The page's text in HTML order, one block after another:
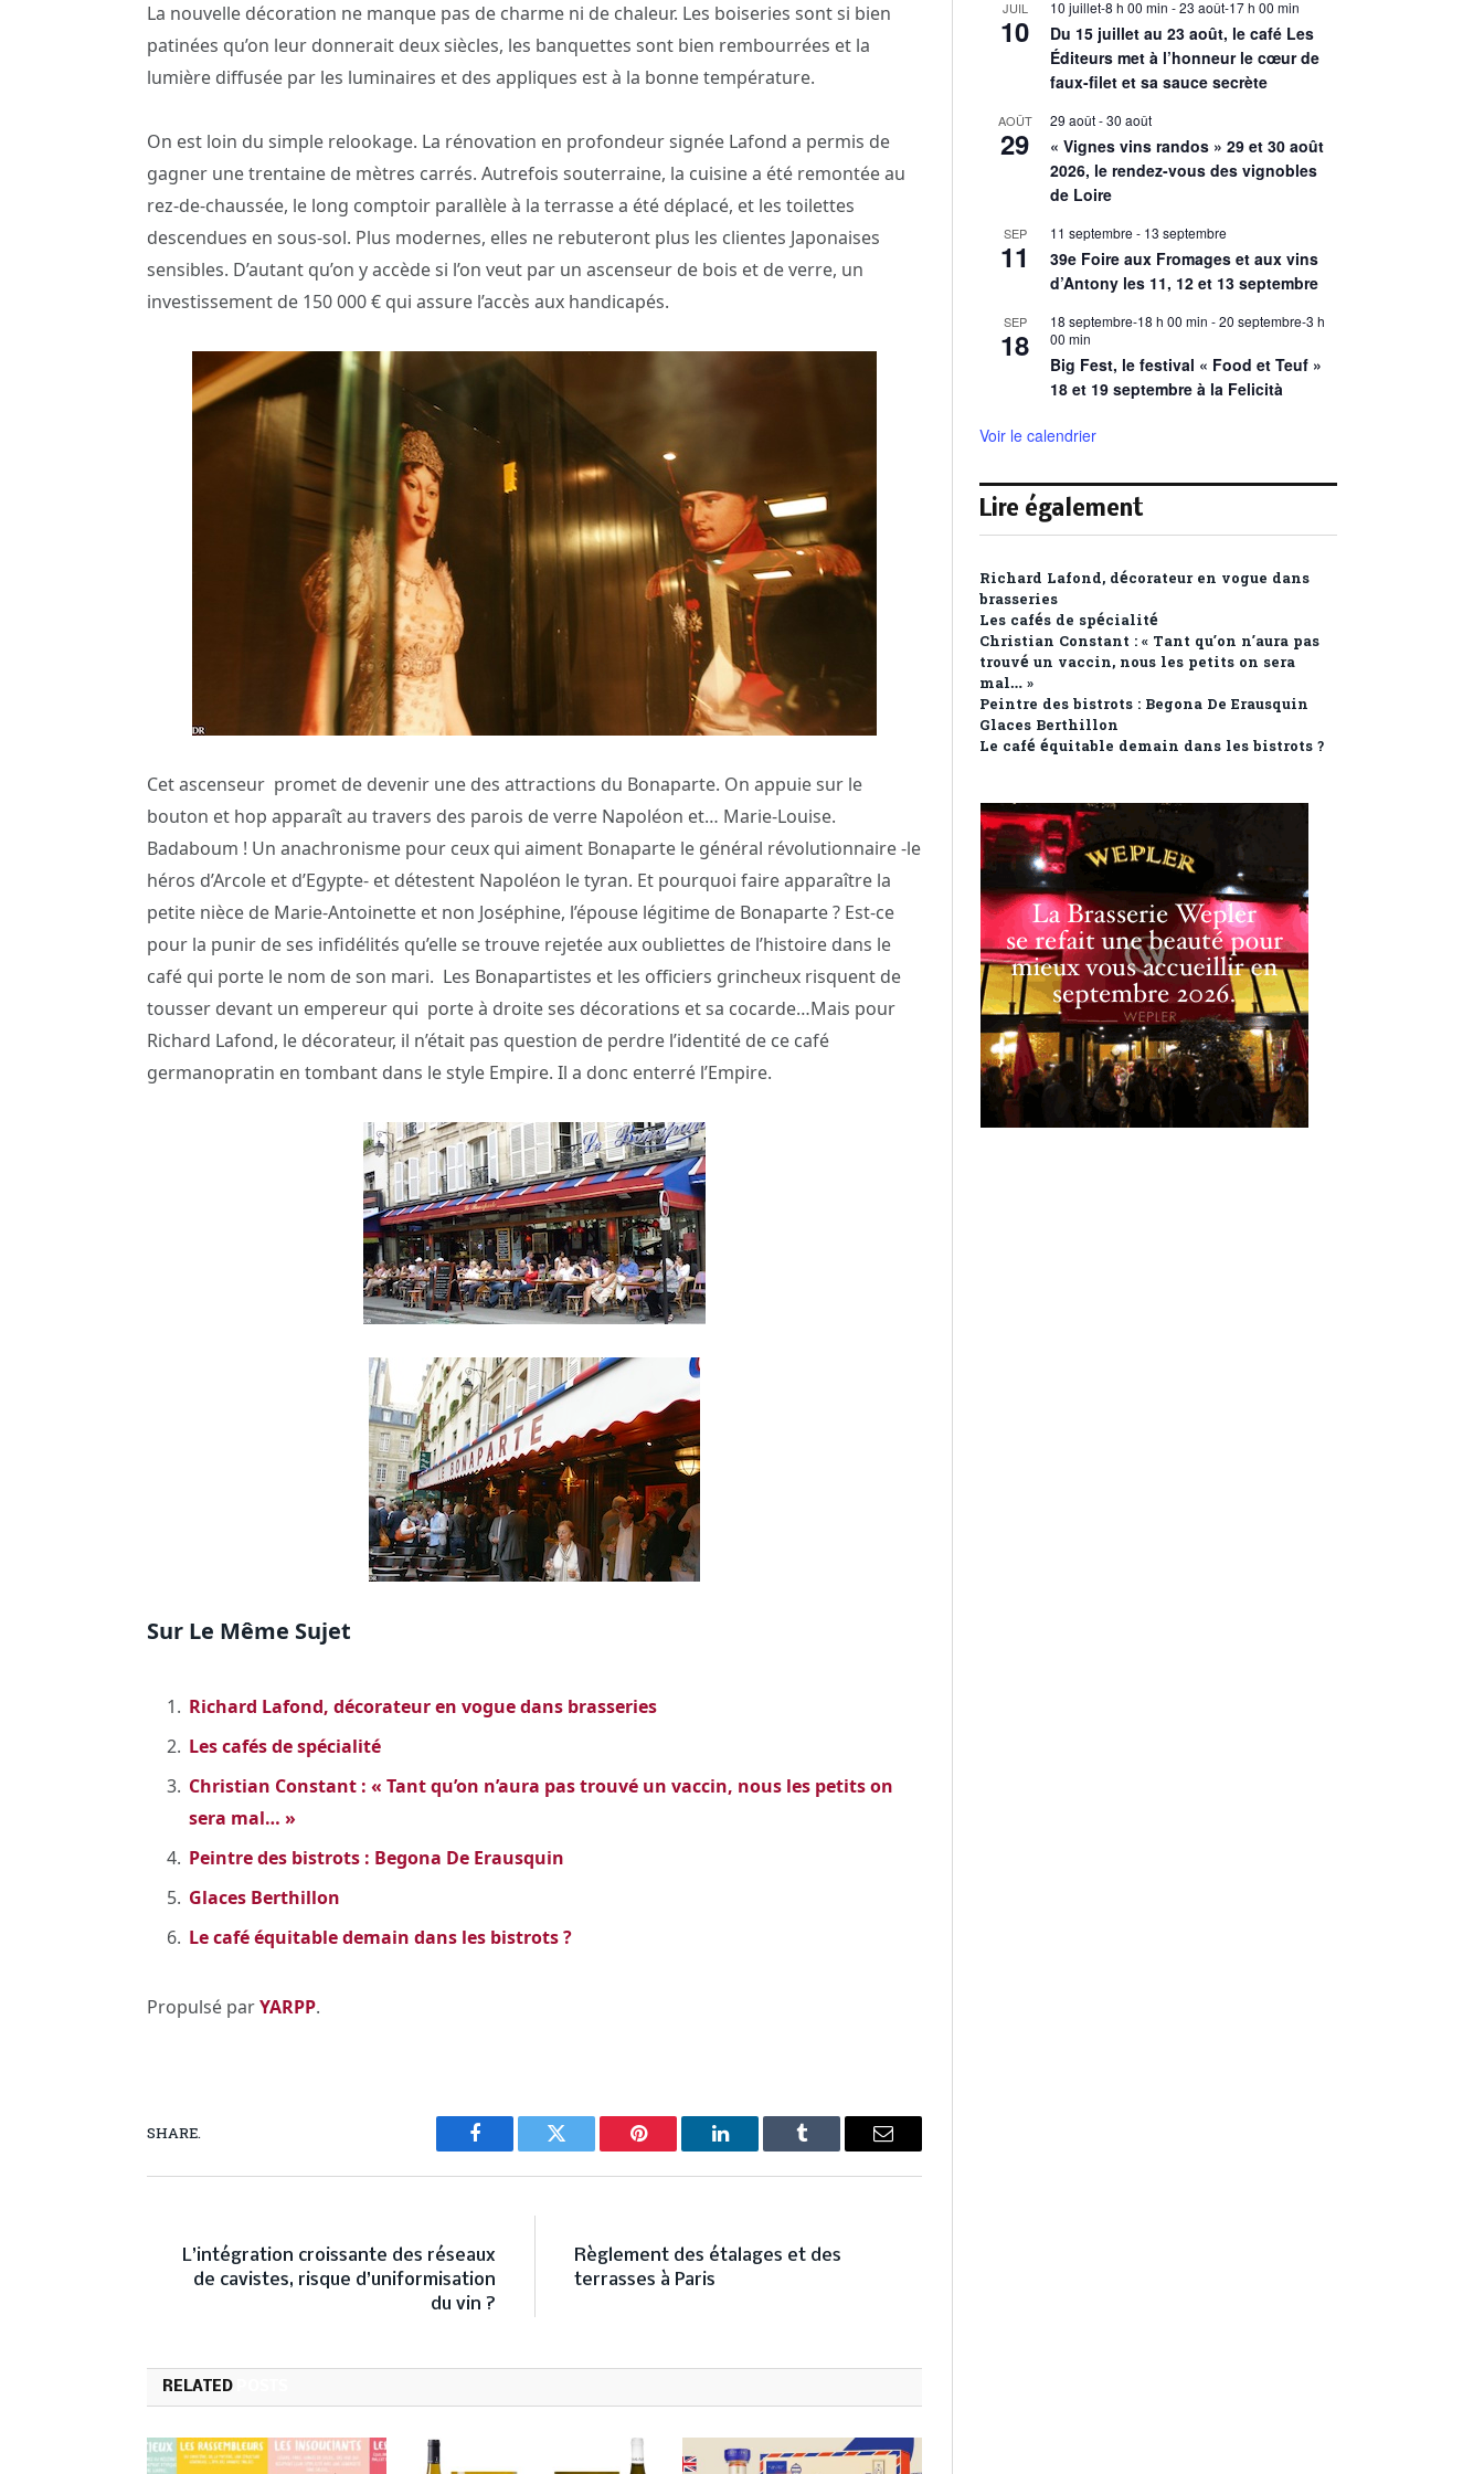
La nouvelle décoration ne manque pas de charme ni de chaleur. Les boiseries sont si bien
patinées qu’on leur donnerait deux siècles, les banquettes sont bien rembourrées et la
lumière diffusée par les luminaires et des appliques est à la bonne température.
On est loin du simple relookage. La rénovation en profondeur signée Lafond a permis de
gagner une trentaine de mètres carrés. Autrefois souterraine, la cuisine a été remontée au
rez-de-chaussée, le long comptoir parallèle à la terrasse a été déplacé, et les toilettes
descendues en sous-sol. Plus modernes, elles ne rebuteront plus les clientes Japonaises
sensibles. D’autant qu’on y accède si l’on veut par un ascenseur de bois et de verre, un
investissement de 150 000 € qui assure l’accès aux handicapés.
Cet ascenseur promet de devenir une des attractions du Bonaparte. On appuie sur le
bouton et hop apparaît au travers des parois de verre Napoléon et… Marie-Louise.
Badaboum ! Un anachronisme pour ceux qui aiment Bonaparte le général révolutionnaire -le
héros d’Arcole et d’Egypte- et détestent Napoléon le tyran. Et pourquoi faire apparaître la
petite nièce de Marie-Antoinette et non Joséphine, l’épouse légitime de Bonaparte ? Est-ce
pour la punir de ses infidélités qu’elle se trouve rejetée aux oubliettes de l’histoire dans le
café qui porte le nom de son mari. Les Bonapartistes et les officiers grincheux risquent de
tousser devant un empereur qui porte à droite ses décorations et sa cocarde…Mais pour
Richard Lafond, le décorateur, il n’était pas question de perdre l’identité de ce café
germanopratin en tombant dans le style Empire. Il a donc enterré l’Empire.
Sur Le Même Sujet
Richard Lafond, décorateur en vogue dans brasseries
Les cafés de spécialité
Christian Constant : « Tant qu’on n’aura pas trouvé un vaccin, nous les petits on
sera mal… »
Peintre des bistrots : Begona De Erausquin
Glaces Berthillon
Le café équitable demain dans les bistrots ?
Propulsé parYARPP.
SHARE.
Facebook Twitter Pinterest LinkedIn Tumblr Email
L’intégration croissante des réseaux
de cavistes, risque d’uniformisation
du vin ?
Règlement des étalages et des
terrasses à Paris
RELATED
JUIL
10
10 juillet-8 h 00 min -23 août-17 h 00 min
Du 15 juillet au 23 août, le café Les
Éditeurs met à l’honneur le cœur de
faux-filet et sa sauce secrète
AOÛT
29
29 août-30 août
« Vignes vins randos » 29 et 30 août
2026, le rendez-vous des vignobles
de Loire
SEP
11
11 septembre - 13 septembre
39e Foire aux Fromages et aux vins
d’Antony les 11, 12 et 13 septembre
SEP
18
18 septembre-18 h 00 min -20 septembre-3 h
00 min
Big Fest, le festival « Food et Teuf »
18 et 19 septembre à la Felicità
Voir le calendrier
Lire également
Richard Lafond, décorateur en vogue dans
brasseries
Les cafés de spécialité
Christian Constant : « Tant qu’on n’aura pas
trouvé un vaccin, nous les petits on sera
mal… »
Peintre des bistrots : Begona De Erausquin
Glaces Berthillon
Le café équitable demain dans les bistrots ?